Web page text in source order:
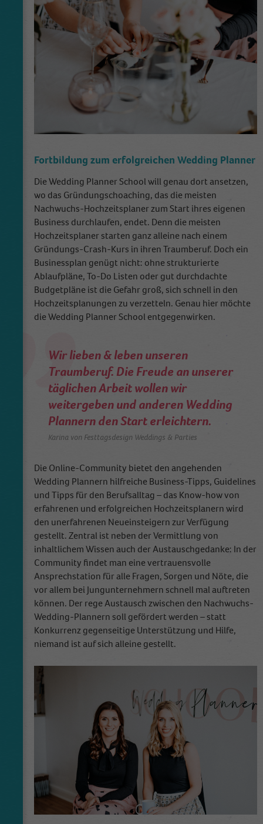
Fortbildung zum erfolgreichen Wedding Planner
Die Wedding Planner School will genau dort ansetzen,
wo das Gründungschoaching, das die meisten
Nachwuchs-Hochzeitsplaner zum Start ihres eigenen
Business durchlaufen, endet. Denn die meisten
Hochzeitsplaner starten ganz alleine nach einem
Gründungs-Crash-Kurs in ihren Traumberuf. Doch ein
Businessplan genügt nicht: ohne strukturierte
Ablaufpläne, To-Do Listen oder gut durchdachte
Budgetpläne ist die Gefahr groß, sich schnell in den
Hochzeitsplanungen zu verzetteln. Genau hier möchte
die Wedding Planner School entgegenwirken.
Wir lieben & leben unseren
Traumberuf. Die Freude an unserer
täglichen Arbeit wollen wir
weitergeben und anderen Wedding
Plannern den Start erleichtern.
Karina von Festtagsdesign Weddings & Parties
Die Online-Community bietet den angehenden
Wedding Plannern hilfreiche Business-Tipps, Guidelines
und Tipps für den Berufsalltag – das Know-how von
erfahrenen und erfolgreichen Hochzeitsplanern wird
den unerfahrenen Neueinsteigern zur Verfügung
gestellt. Zentral ist neben der Vermittlung von
inhaltlichem Wissen auch der Austauschgedanke: In der
Community findet man eine vertrauensvolle
Ansprechstation für alle Fragen, Sorgen und Nöte, die
vor allem bei Jungunternehmern schnell mal auftreten
können. Der rege Austausch zwischen den Nachwuchs-
Wedding-Plannern soll gefördert werden – statt
Konkurrenz gegenseitige Unterstützung und Hilfe,
niemand ist auf sich alleine gestellt.
Zweck
session, campaign data and keep track of site
usage for the site's analytics report. The
cookies store information anonymously and
assign a randomly generated number to
identify unique visitors.
_gid
Google Analytics
Zweck
This cookie is installed by Google Analytics.
The cookie is used to store information of
how visitors use a website and helps in
creating an analytics report of how the
website is doing. The data collected including
the number visitors, the source where they
have come from, and the pages visited in an
anonymous form.
Name
Anbieter Google Tagmanager
Laufzeit 1 Day
This cookie is installed by Google Analytics.
The cookie is used to store information of
how visitors use a website and helps in
creating an analytics report of how the
wbsite is doing. The data collected including
the number visitors, the source where they
anonymous form.